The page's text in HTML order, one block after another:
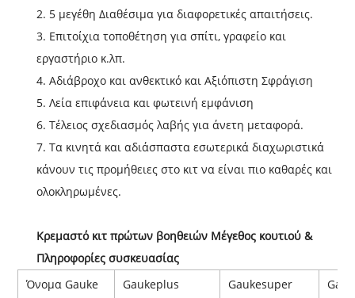
2. 5 μεγέθη Διαθέσιμα για διαφορετικές απαιτήσεις.
3. Επιτοίχια τοποθέτηση για σπίτι, γραφείο και
εργαστήριο κ.λπ.
4. Αδιάβροχο και ανθεκτικό και Αξιόπιστη Σφράγιση
5. Λεία επιφάνεια και φωτεινή εμφάνιση
6. Τέλειος σχεδιασμός λαβής για άνετη μεταφορά.
7. Τα κινητά και αδιάσπαστα εσωτερικά διαχωριστικά
κάνουν τις προμήθειες στο κιτ να είναι πιο καθαρές και
ολοκληρωμένες.
Κρεμαστό κιτ πρώτων βοηθειών Μέγεθος κουτιού &
Πληροφορίες συσκευασίας
Όνομα Gauke
Gaukeplus Gaukesuper